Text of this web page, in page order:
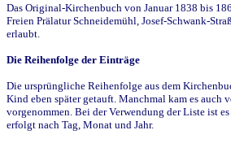
Das Original-Kirchenbuch von Januar 1838 bis
Freien Prälatur Schneidemühl, Josef-Schwank-
erlaubt.
Die Reihenfolge der Einträge
Die ursprüngliche Reihenfolge aus dem
Kind eben später getauft. Manchmal kam es auch
vorgenommen. Bei der Verwendung der Liste ist
erfolgt nach Tag, Monat und Jahr.